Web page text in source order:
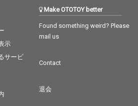
示
サービ
Make OTOTOY better
Found something weird? Please
mail us
Contact
退会